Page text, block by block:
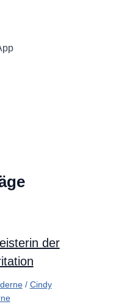
der
/ Cindy